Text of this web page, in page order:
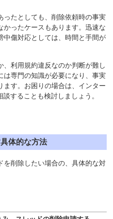
ったとしても、削除依頼時の事実
かったケースもあります。迅速な
中傷対応としては、時間と手間が
、利用規約違反なのか判断が難し
は専門の知識が必要になり、事実
ます。お困りの場合は、インター
することも検討しましょう。
体的な方法
を削除したい場合の、具体的な対